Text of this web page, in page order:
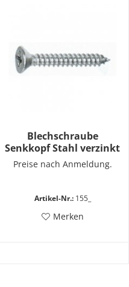
Blechschraube
Senkkopf Stahl verzinkt
DIN 7982
Preise nach Anmeldung.
Artikel-Nr.:155_
Merken